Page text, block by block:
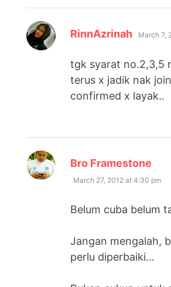
RinnAzrinah says:
March 7,
tgk syarat no.2,3,5
terus x jadik nak
confirmed x layak..
Bro Framestone
March 27, 2012 at 4:30 pm
Belum cuba belum
Jangan mengalah,
perlu diperbaiki…